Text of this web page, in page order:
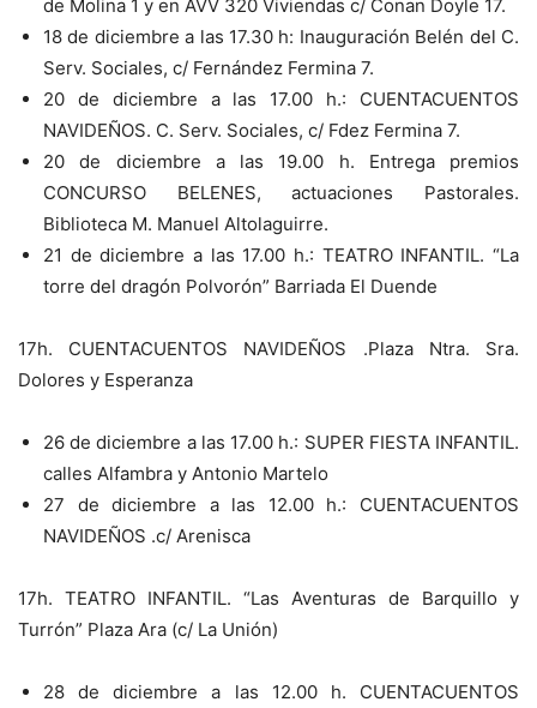
de Molina 1 y en AVV 320 Viviendas c/ Conan Doyle 17.
18 de diciembre a las 17.30 h: Inauguración Belén del C.
Serv. Sociales, c/ Fernández Fermina 7.
20 de diciembre a las 17.00 h.: CUENTACUENTOS
NAVIDEÑOS. C. Serv. Sociales, c/ Fdez Fermina 7.
20 de diciembre a las 19.00 h. Entrega premios
CONCURSO BELENES, actuaciones Pastorales.
Biblioteca M. Manuel Altolaguirre.
21 de diciembre a las 17.00 h.: TEATRO INFANTIL. “La
torre del dragón Polvorón” Barriada El Duende
17h. CUENTACUENTOS NAVIDEÑOS .Plaza Ntra. Sra.
Dolores y Esperanza
26 de diciembre a las 17.00 h.: SUPER FIESTA INFANTIL.
calles Alfambra y Antonio Martelo
27 de diciembre a las 12.00 h.: CUENTACUENTOS
NAVIDEÑOS .c/ Arenisca
17h. TEATRO INFANTIL. “Las Aventuras de Barquillo y
Turrón” Plaza Ara (c/ La Unión)
28 de diciembre a las 12.00 h. CUENTACUENTOS